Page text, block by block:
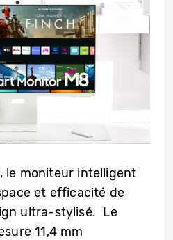
le moniteur intelligent
et efficacité de
ultra-stylisé. Le
11,4 mm